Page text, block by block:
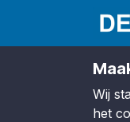
Wij
het